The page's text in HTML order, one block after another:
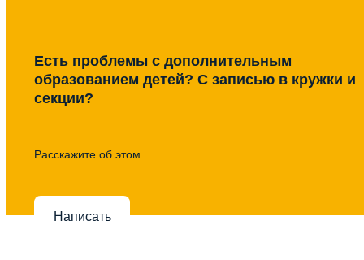
Есть проблемы с дополнительным
образованием детей? С записью в кружки и
секции?
Расскажите об этом
Написать